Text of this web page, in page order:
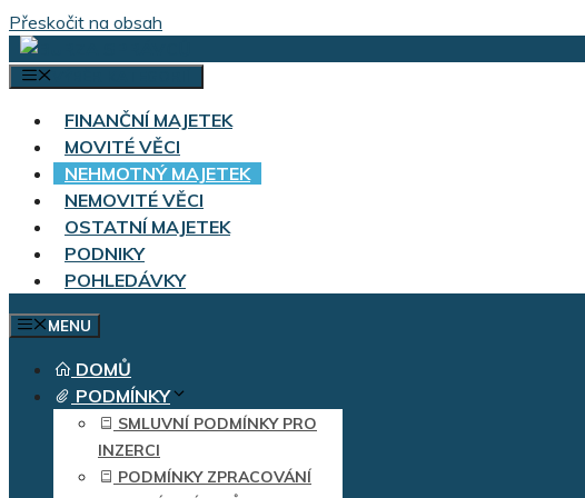
Přeskočit na obsah
FINANČNÍ MAJETEK
MOVITÉ VĚCI
NEHMOTNÝ MAJETEK
NEMOVITÉ VĚCI
OSTATNÍ MAJETEK
PODNIKY
POHLEDÁVKY
MENU
DOMŮ
PODMÍNKY
SMLUVNÍ PODMÍNKY PRO
INZERCI
PODMÍNKY ZPRACOVÁNÍ